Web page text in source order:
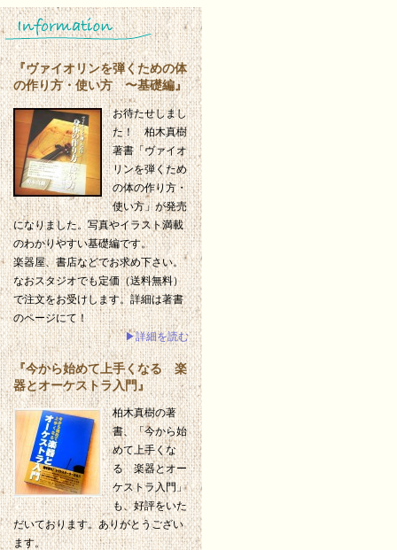
『ヴァイオリンを弾くための体
の作り方・使い方 〜基礎編』
お待たせしまし
た！ 柏木真樹
著書「ヴァイオ
リンを弾くため
の体の作り方・
使い方」が発売
になりました。写真やイラスト満載
のわかりやすい基礎編です。
楽器屋、書店などでお求め下さい。
なおスタジオでも定価（送料無料）
で注文をお受けします。詳細は著書
のページにて！
▶詳細を読む
『今から始めて上手くなる 楽
器とオーケストラ入門』
柏木真樹の著
書、「今から始
めて上手くな
る 楽器とオー
ケストラ入門」
も、好評をいた
だいております。ありがとうござい
ます。